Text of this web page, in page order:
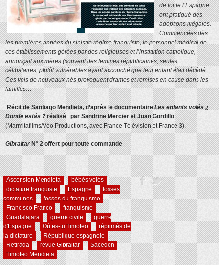
de toute l’Espagne
ont pratiqué des
adoptions illégales.
Commencées dès
les premières années du sinistre régime franquiste, le personnel médical de
ces établissements gérées par des religieuses et l’institution catholique,
annonçait aux mères (souvent des femmes républicaines,seules,
célibataires, plutôtvulnérables ayant accouché que leur enfant était décédé.
Ces vols de nouveaux-nés provoquent drames et remises en cause dans les
familles…
Récit de Santiago Mendieta, d’après le documentaireLes enfants volés ¿
Donde estás ? réalisé par Sandrine Mercier et Juan Gordillo
(Marmitafilms/Véo Productions, avec France Télévision et France 3).
GibraltarN° 2 offert pour toute commande
Ascension Mendieta
bébés volés
dictature franquiste
Espagne
fosses
communes
fosses du franquisme
Francisco Franco
franquisme
Guadalajara
guerre civile
guerre
d'Espagne
Où es-tu Timoteo
réprimés de
la dictature
République espagnole
Retirada
revue Gibraltar
Sacedon
Timoteo Mendieta